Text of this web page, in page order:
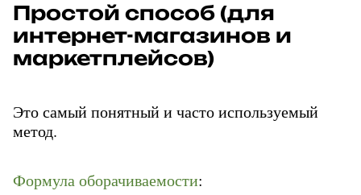
Простой способ (для
интернет-магазинов и
маркетплейсов)
Это самый понятный и часто используемый
метод.
Формула оборачиваемости: